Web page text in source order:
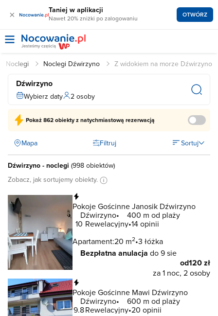
× Taniej w aplikacji
Nawet 20% zniżki po zalogowaniu OTWÓRZ
Noclegi Noclegi Dźwirzyno Z widokiem na morze Dźwirzyno
Dźwirzyno
Wybierz daty 2 osoby
Pokaż862 obiektyz natychmiastową rezerwacją
Mapa Filtruj Sortuj
Dźwirzyno - noclegi (998 obiektów)
Zobacz, jak sortujemy obiekty.
Pokoje Gościnne Janosik Dźwirzyno
Dźwirzyno
400 m od plaży
10 Rewelacyjny 14 opinii
Apartament:20 m2 3 łóżka
Bezpłatna anulacja do 9 sie
od120 zł
za 1 noc, 2 osoby
Pokoje Gościnne Mawi Dźwirzyno
Dźwirzyno
600 m od plaży
9.8Rewelacyjny 20 opinii